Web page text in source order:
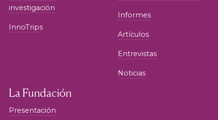
investigación
InnoTrips
Informes
Artículos
Entrevistas
Noticias
La Fundación
Presentación